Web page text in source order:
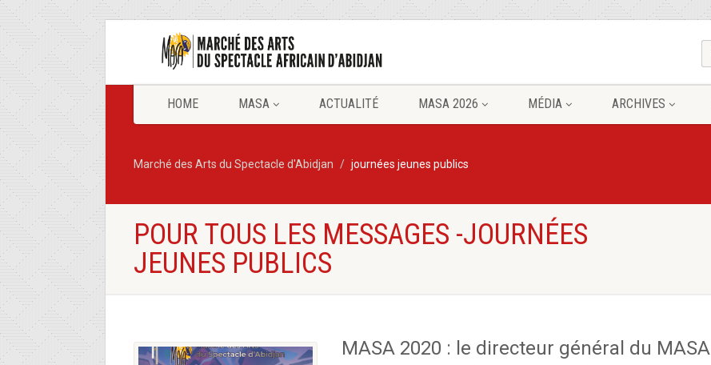
HOME MASA ACTUALITÉ MASA 2026 MÉDIA ARCHIVES
Marché des Arts du Spectacle d'Abidjan journées jeunes publics
POUR TOUS LES MESSAGES -JOURNÉES
JEUNES PUBLICS
MASA 2020 : le directeur général du MASA